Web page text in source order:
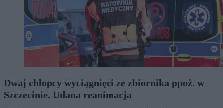
Dwaj chłopcy wyciągnięci ze zbiornika ppoż. w
Szczecinie. Udana reanimacja